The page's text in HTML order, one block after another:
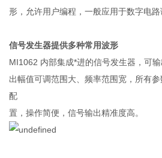
形，允许用户编程，一般应用于数字电路
信号发生器提供多种常用波形
MI1062 内部集成*进的信号发生器，可
出幅值可调范围大、频率范围宽，所有
配
置，操作简便，信号输出精准度高。